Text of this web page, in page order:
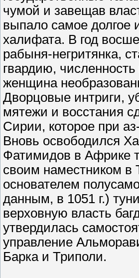
чумой и завещав
выпало самое долгое
халифата. В год
рабыня-негритянка,
гвардию,
женщина
Дворцовые интриги,
мятежи и восстания
Сирии, которое при
Вновь освободился
Фатимидов в Африке
своим наместником в
основателем
данным, в 1051 г.)
верховную власть
утвердилась
управление
Барка и Триполи.